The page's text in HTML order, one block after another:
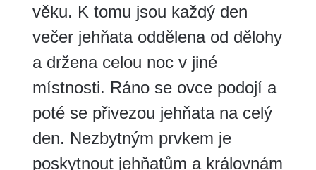
věku. K tomu jsou každý den
večer jehňata oddělena od dělohy
a držena celou noc v jiné
místnosti. Ráno se ovce podojí a
poté se přivezou jehňata na celý
den. Nezbytným prvkem je
poskytnout jehňatům a královnám